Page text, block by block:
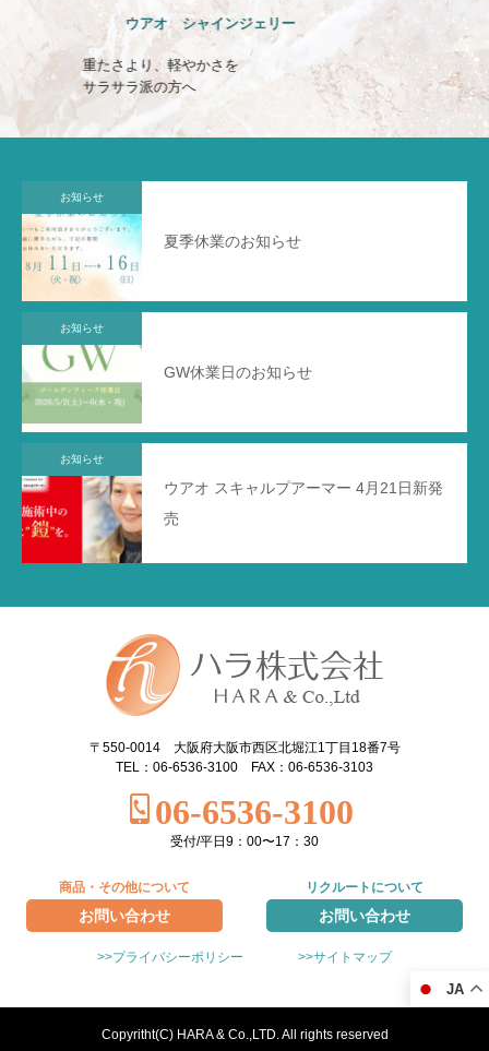
ウアオ のばしチャオ ミルク
晴れの日も雨の日も
一日まとまる髪へ
お知らせ
夏季休業のお知らせ
お知らせ
GW休業日のお知らせ
お知らせ
ウアオ スキャルプアーマー 4月21日新発
売
〒550-0014 大阪府大阪市西区北堀江1丁目18番7号
TEL：06-6536-3100 FAX：06-6536-3103
06-6536-3100
受付/平日9：00〜17：30
商品・その他について
お問い合わせ
リクルートについて
お問い合わせ
>>プライバシーポリシー >>サイトマップ
Copyritht(C) HARA & Co.,LTD. All rights reserved
JA